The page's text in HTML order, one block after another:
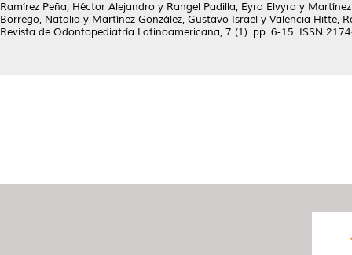
Ramírez Peña, Héctor Alejandro y Rangel Padilla, Eyra Elvyra y
Borrego, Natalia y Martínez González, Gustavo Israel y Valencia Hitte,
Revista de Odontopediatría Latinoamericana, 7 (1). pp. 6-15. ISSN